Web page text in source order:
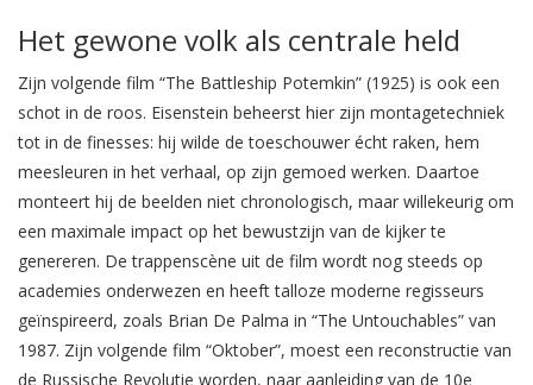
Het gewone volk als centrale held
Zijn volgende film “The Battleship Potemkin” (1925) is ook een
schot in de roos. Eisenstein beheerst hier zijn montagetechniek
tot in de finesses: hij wilde de toeschouwer écht raken, hem
meesleuren in het verhaal, op zijn gemoed werken. Daartoe
monteert hij de beelden niet chronologisch, maar willekeurig om
een maximale impact op het bewustzijn van de kijker te
genereren. De trappenscène uit de film wordt nog steeds op
academies onderwezen en heeft talloze moderne regisseurs
geïnspireerd, zoals Brian De Palma in “The Untouchables” van
1987. Zijn volgende film “Oktober”, moest een reconstructie van
de Russische Revolutie worden, naar aanleiding van de 10e